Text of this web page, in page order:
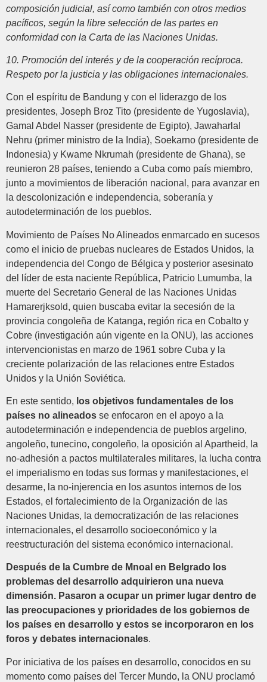
composición judicial, así como también con otros medios
pacíficos, según la libre selección de las partes en
conformidad con la Carta de las Naciones Unidas.
10. Promoción del interés y de la cooperación recíproca.
Respeto por la justicia y las obligaciones internacionales.
Con el espíritu de Bandung y con el liderazgo de los
presidentes, Joseph Broz Tito (presidente de Yugoslavia),
Gamal Abdel Nasser (presidente de Egipto), Jawaharlal
Nehru (primer ministro de la India), Soekarno (presidente de
Indonesia) y Kwame Nkrumah (presidente de Ghana), se
reunieron 28 países, teniendo a Cuba como país miembro,
junto a movimientos de liberación nacional, para avanzar en
la descolonización e independencia, soberanía y
autodeterminación de los pueblos.
Movimiento de Países No Alineados enmarcado en sucesos
como el inicio de pruebas nucleares de Estados Unidos, la
independencia del Congo de Bélgica y posterior asesinato
del líder de esta naciente República, Patricio Lumumba, la
muerte del Secretario General de las Naciones Unidas
Hamarerjksold, quien buscaba evitar la secesión de la
provincia congoleña de Katanga, región rica en Cobalto y
Cobre (investigación aún vigente en la ONU), las acciones
intervencionistas en marzo de 1961 sobre Cuba y la
creciente polarización de las relaciones entre Estados
Unidos y la Unión Soviética.
En este sentido, los objetivos fundamentales de los
países no alineados se enfocaron en el apoyo a la
autodeterminación e independencia de pueblos argelino,
angoleño, tunecino, congoleño, la oposición al Apartheid, la
no-adhesión a pactos multilaterales militares, la lucha contra
el imperialismo en todas sus formas y manifestaciones, el
desarme, la no-injerencia en los asuntos internos de los
Estados, el fortalecimiento de la Organización de las
Naciones Unidas, la democratización de las relaciones
internacionales, el desarrollo socioeconómico y la
reestructuración del sistema económico internacional.
Después de la Cumbre de Mnoal en Belgrado los
problemas del desarrollo adquirieron una nueva
dimensión. Pasaron a ocupar un primer lugar dentro de
las preocupaciones y prioridades de los gobiernos de
los países en desarrollo y estos se incorporaron en los
foros y debates internacionales.
Por iniciativa de los países en desarrollo, conocidos en su
momento como países del Tercer Mundo, la ONU proclamó